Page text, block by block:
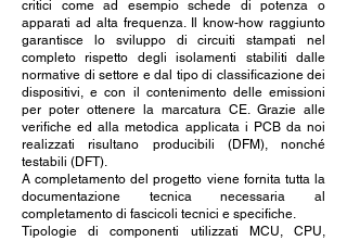
critici come ad esempio schede di potenza o
apparati ad alta frequenza. Il know-how raggiunto
garantisce lo sviluppo di circuiti stampati nel
completo rispetto degli isolamenti stabiliti dalle
normative di settore e dal tipo di classificazione dei
dispositivi, e con il contenimento delle emissioni
per poter ottenere la marcatura CE. Grazie alle
verifiche ed alla metodica applicata i PCB da noi
realizzati risultano producibili (DFM), nonché
testabili (DFT).
A completamento del progetto viene fornita tutta la
documentazione tecnica necessaria al
completamento di fascicoli tecnici e specifiche.
Tipologie di componenti utilizzati MCU, CPU,